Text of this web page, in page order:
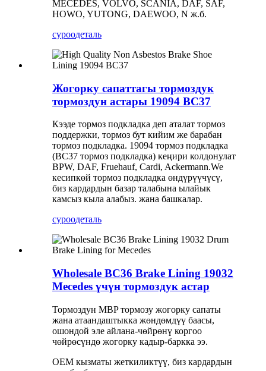
MECEDES, VOLVO, SCANIA, DAF, SAF,
HOWO, YUTONG, DAEWOO, N ж.б.
суроодеталь
Жогорку сапаттагы тормоздук
тормоздун астары 19094 BC37
Кээде тормоз подкладка деп аталат тормоз
поддержки, тормоз бут кийим же барабан
тормоз подкладка. 19094 тормоз подкладка
(BC37 тормоз подкладка) кеңири колдонулат
BPW, DAF, Fruehauf, Cardi, Ackermann.We
кесипкөй тормоз подкладка өндүрүүчүсү,
биз кардардын базар талабына ылайык
камсыз кыла алабыз. жана башкалар.
суроодеталь
Wholesale BC36 Brake Lining 19032
Mecedes үчүн тормоздук астар
Тормоздун MBP тормозу жогорку сапаты
жана атаандаштыкка жөндөмдүү баасы,
ошондой эле айлана-чөйрөнү коргоо
чөйрөсүндө жогорку кадыр-баркка ээ.
OEM кызматы жеткиликтүү, биз кардардын